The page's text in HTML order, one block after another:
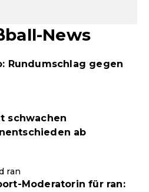
News
Rundumschlag gegen
schwachen
ab
ran
Moderatorin für ran: